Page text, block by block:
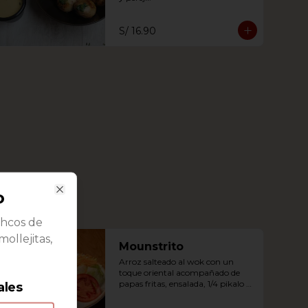
S/ 16.90
Mounstrito
Arroz salteado al wok con un
toque oriental acompañado de
papas fritas, ensalada, 1/4 pikalo
de